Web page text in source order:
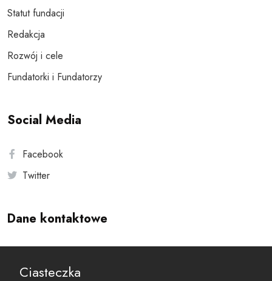
Statut fundacji
Redakcja
Rozwój i cele
Fundatorki i Fundatorzy
Social Media
Facebook
Twitter
Dane kontaktowe
reset@resetobywatelski.pl
Ciasteczka